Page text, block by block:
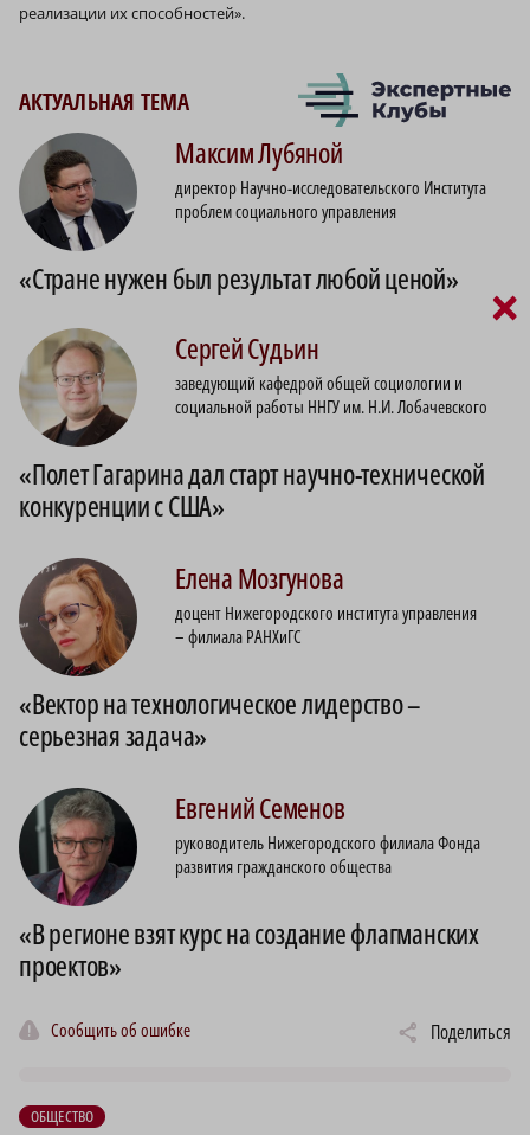
реализации их способностей».
АКТУАЛЬНАЯ ТЕМА
МаксимЛубяной
директор Научно-исследовательского Института
проблем социального управления
«Стране нужен был результат любой ценой»
СергейСудьин
заведующий кафедрой общей социологии и
социальной работы ННГУ им. Н.И. Лобачевского
«Полет Гагарина дал старт научно-технической
конкуренции с США»
ЕленаМозгунова
доцент Нижегородского института управления
– филиала РАНХиГС
«Вектор на технологическое лидерство –
серьезная задача»
ЕвгенийСеменов
руководитель Нижегородского филиала Фонда
развития гражданского общества
«В регионе взят курс на создание флагманских
проектов»
Сообщить об ошибке Поделиться
ОБЩЕСТВО
×